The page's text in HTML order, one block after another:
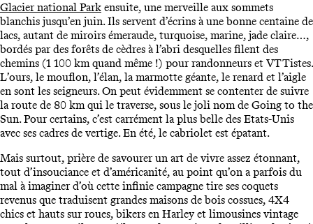
Glacier national Park ensuite, une merveille aux sommets
blanchis jusqu’en juin. Ils servent d’écrins à une bonne centaine de
lacs, autant de miroirs émeraude, turquoise, marine, jade claire…,
bordés par des forêts de cèdres à l’abri desquelles filent des
chemins (1 100 km quand même !) pour randonneurs et VTTistes.
L’ours, le mouflon, l’élan, la marmotte géante, le renard et l’aigle
en sont les seigneurs. On peut évidemment se contenter de suivre
la route de 80 km qui le traverse, sous le joli nom de Going to the
Sun. Pour certains, c’est carrément la plus belle des Etats-Unis
avec ses cadres de vertige. En été, le cabriolet est épatant.
Mais surtout, prière de savourer un art de vivre assez étonnant,
tout d’insouciance et d’américanité, au point qu’on a parfois du
mal à imaginer d’où cette infinie campagne tire ses coquets
revenus que traduisent grandes maisons de bois cossues, 4X4
chics et hauts sur roues, bikers en Harley et limousines vintage